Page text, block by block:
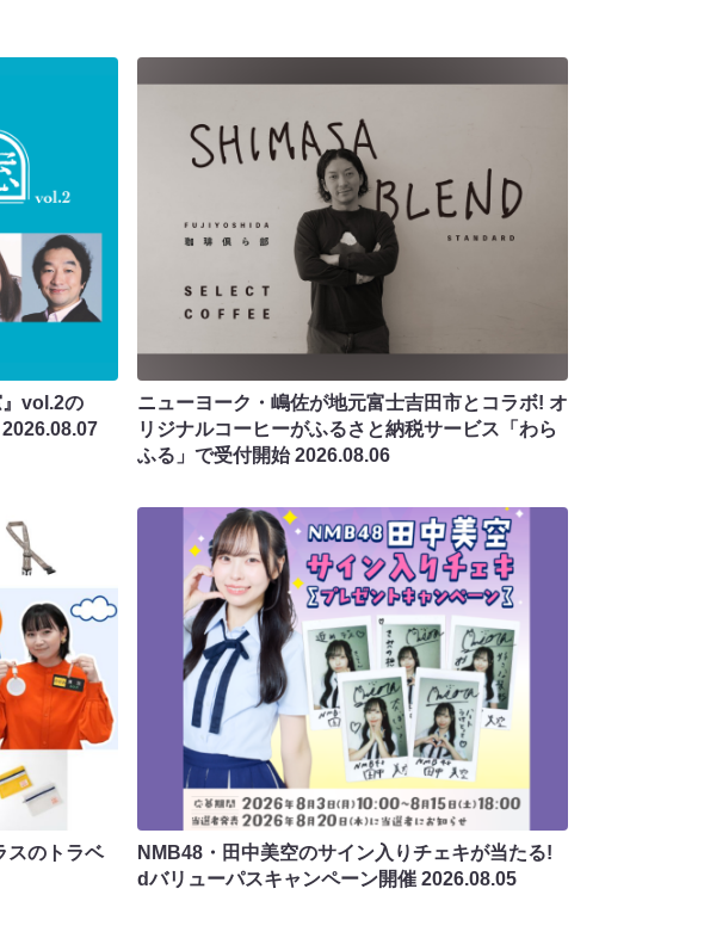
vol.2の
2026.08.07
ニューヨーク・嶋佐が地元富士吉田市とコラボ! オ
リジナルコーヒーがふるさと納税サービス「わら
ふる」で受付開始2026.08.06
スのトラベ
NMB48・田中美空のサイン入りチェキが当たる!
dバリューパスキャンペーン開催 2026.08.05